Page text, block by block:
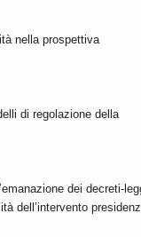
nella prospettiva
di regolazione della
dei decreti-
dell’intervento